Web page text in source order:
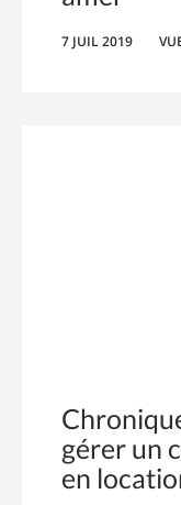
7 JUIL 2019
gérer un
en